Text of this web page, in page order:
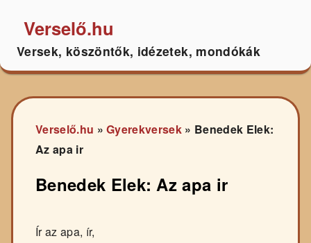
Verselő.hu
Versek, köszöntők, idézetek, mondókák
Verselő.hu »Gyerekversek » Benedek Elek:
Az apa ir
Benedek Elek: Az apa ir
Ír az apa, ír,